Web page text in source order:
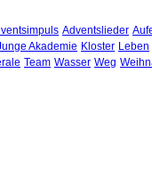
Adventslieder
Akademie Kloster Leben
Team Wasser Weg